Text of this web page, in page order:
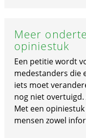
Meer
opiniestuk
Een petitie wordt
medestanders die
iets moet
nog niet overtuigd.
Met een
mensen zowel